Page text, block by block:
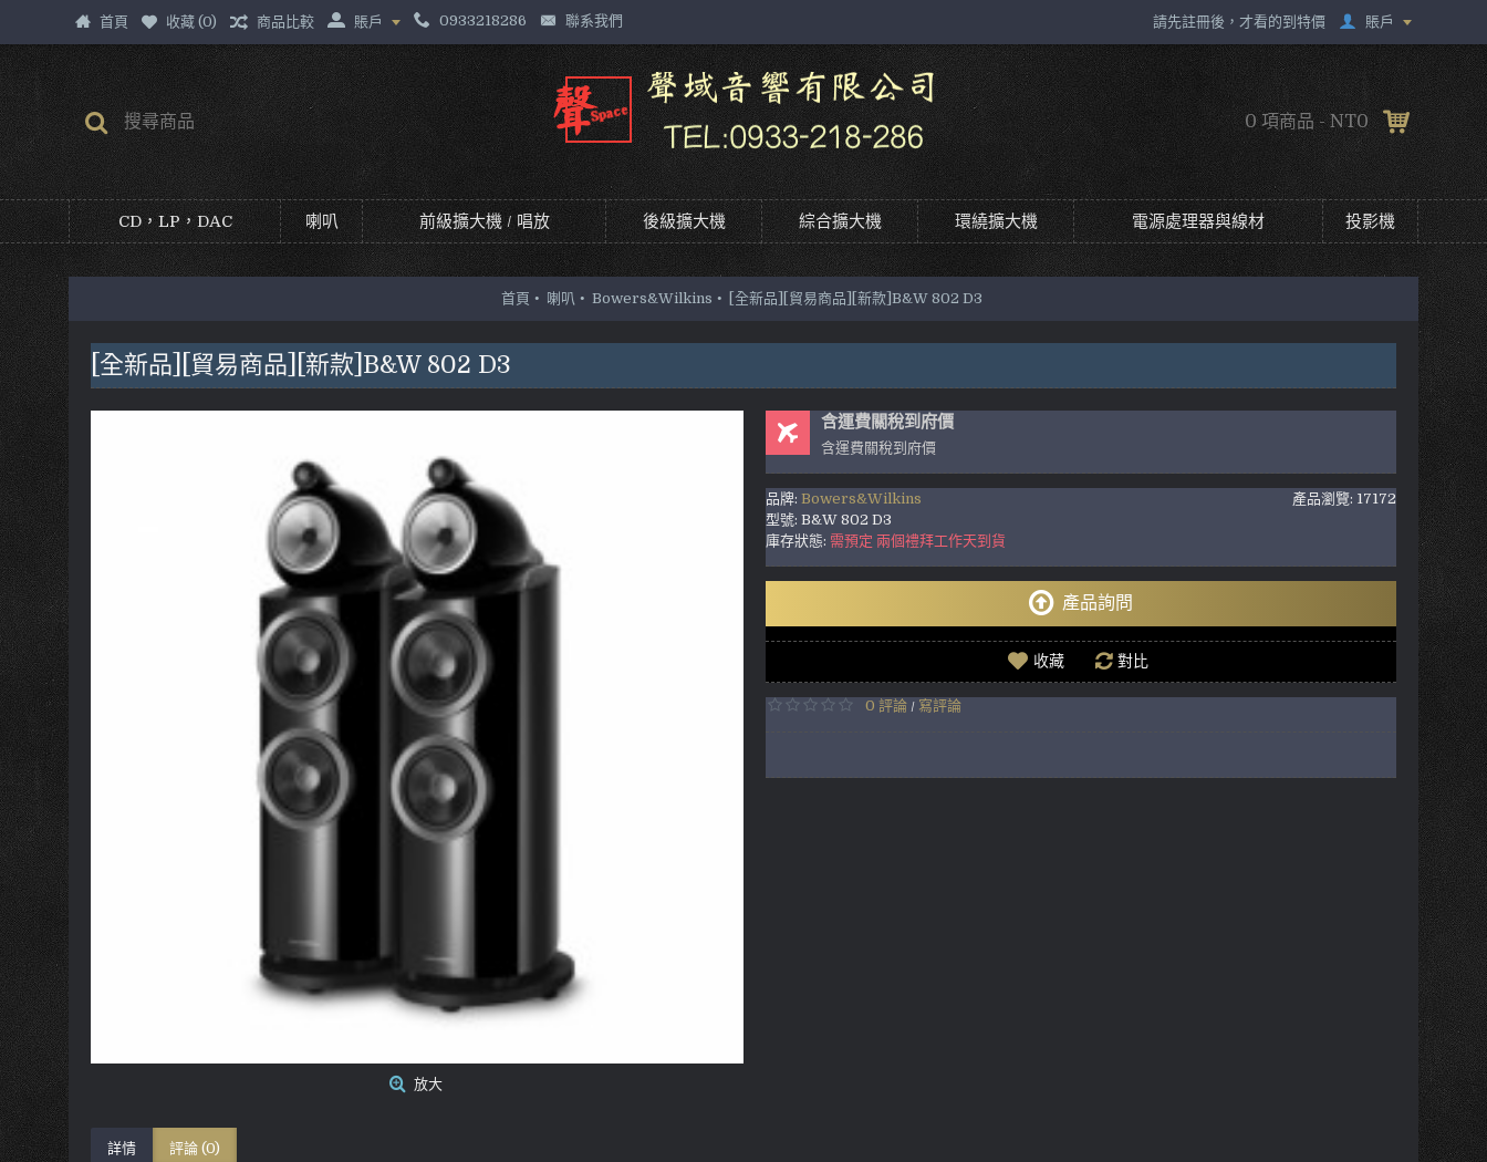
首頁 收藏 (0) 商品比較 賬戶 0933218286 聯系我們 請先註冊後，才看的到特價 賬戶
0 項商品 - NT0
CD，LP，DAC 喇叭 前級擴大機 / 唱放 後級擴大機 綜合擴大機 環繞擴大機 電源處理器與線材 投影機
首頁 喇叭 Bowers&Wilkins [全新品][貿易商品][新款]B&W 802 D3
[全新品][貿易商品][新款]B&W 802 D3
放大
含運費關稅到府價
含運費關稅到府價
產品瀏覽: 17172
品牌: Bowers&Wilkins
型號: B&W 802 D3
庫存狀態: 需預定 兩個禮拜工作天到貨
產品詢問
收藏 對比
0 評論 / 寫評論
詳情 評論 (0)